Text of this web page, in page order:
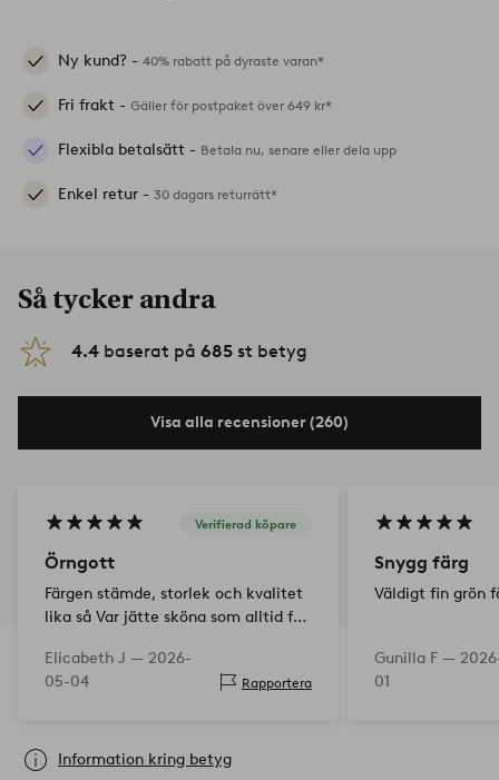
Ny kund? - 40% rabatt på dyraste varan*
Fri frakt - Gäller för postpaket över 649 kr*
Flexibla betalsätt - Betala nu, senare eller dela upp
Enkel retur - 30 dagars returrätt*
Så tycker andra
4.4 baserat på 685 st betyg
Visa alla recensioner (260)
Verifierad köpare
Örngott
Färgen stämde, storlek och kvalitet
lika så Var jätte sköna som alltid få
Elicabeth J — 2026-
05-04
Rapportera
Snygg färg
Väldigt fin grön
Gunilla F —
01
Information kring betyg